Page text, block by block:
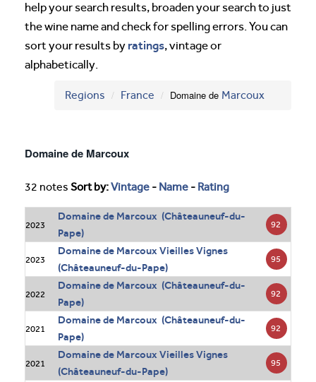
help your search results, broaden your search to just
the wine name and check for spelling errors. You can
sort your results by ratings, vintage or
alphabetically.
Regions France Domaine de Marcoux
Domaine de Marcoux
32 notes Sort by:Vintage - Name - Rating
2023
Domaine de Marcoux (Châteauneuf-du-
Pape)
92
2023
Domaine de Marcoux Vieilles Vignes
(Châteauneuf-du-Pape)
95
2022
Domaine de Marcoux (Châteauneuf-du-
Pape)
92
2021
Domaine de Marcoux (Châteauneuf-du-
Pape)
92
2021
Domaine de Marcoux Vieilles Vignes
(Châteauneuf-du-Pape)
95